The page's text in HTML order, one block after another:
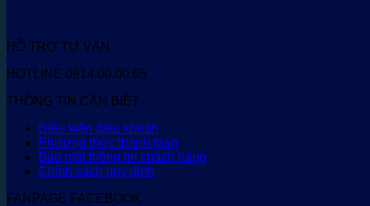
HỖ TRỢ TƯ VẤN
HOTLINE 0914.00.00.65
THÔNG TIN CẦN BIẾT
Điều kiện điều khoản
Phương thức thanh toán
Bảo mật thông tin khách hàng
Chính sách quy định
FANPAGE FACEBOOK